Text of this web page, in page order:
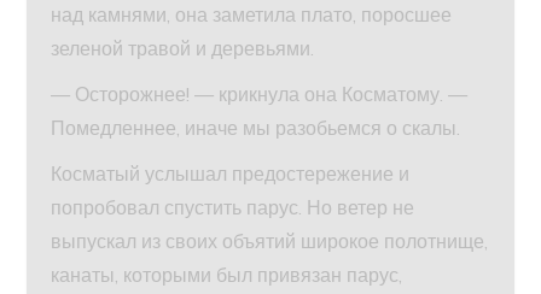
над камнями, она заметила плато, поросшее
зеленой травой и деревьями.
— Осторожнее! — крикнула она Косматому. —
Помедленнее, иначе мы разобьемся о скалы.
Косматый услышал предостережение и
попробовал спустить парус. Но ветер не
выпускал из своих объятий широкое полотнище,
канаты, которыми был привязан парус,